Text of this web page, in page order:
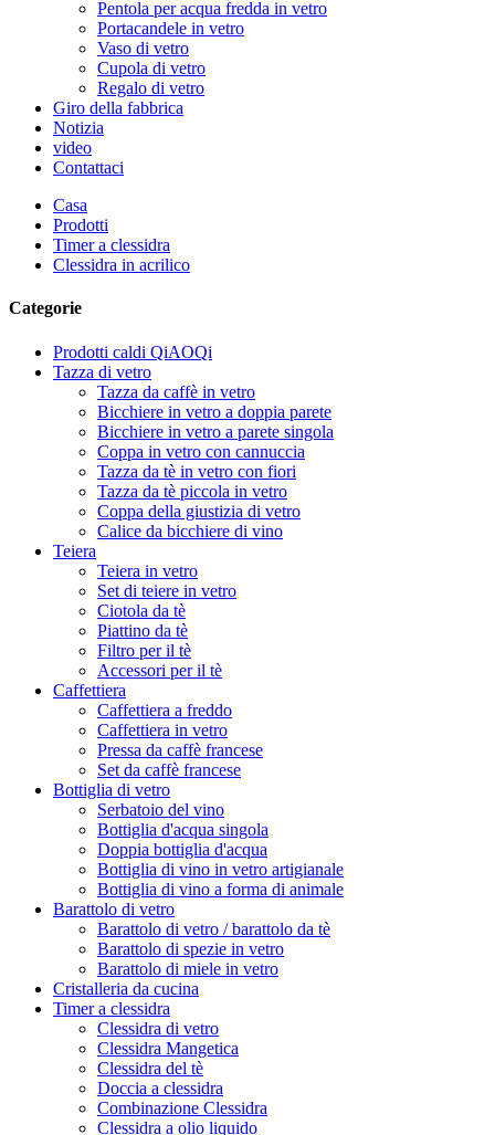
Pentola per acqua fredda in vetro
Portacandele in vetro
Vaso di vetro
Cupola di vetro
Regalo di vetro
Giro della fabbrica
Notizia
video
Contattaci
Casa
Prodotti
Timer a clessidra
Clessidra in acrilico
Categorie
Prodotti caldi QiAOQi
Tazza di vetro
Tazza da caffè in vetro
Bicchiere in vetro a doppia parete
Bicchiere in vetro a parete singola
Coppa in vetro con cannuccia
Tazza da tè in vetro con fiori
Tazza da tè piccola in vetro
Coppa della giustizia di vetro
Calice da bicchiere di vino
Teiera
Teiera in vetro
Set di teiere in vetro
Ciotola da tè
Piattino da tè
Filtro per il tè
Accessori per il tè
Caffettiera
Caffettiera a freddo
Caffettiera in vetro
Pressa da caffè francese
Set da caffè francese
Bottiglia di vetro
Serbatoio del vino
Bottiglia d'acqua singola
Doppia bottiglia d'acqua
Bottiglia di vino in vetro artigianale
Bottiglia di vino a forma di animale
Barattolo di vetro
Barattolo di vetro / barattolo da tè
Barattolo di spezie in vetro
Barattolo di miele in vetro
Cristalleria da cucina
Timer a clessidra
Clessidra di vetro
Clessidra Mangetica
Clessidra del tè
Doccia a clessidra
Combinazione Clessidra
Clessidra a olio liquido